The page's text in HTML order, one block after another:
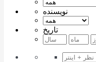
نویسنده
تاریخ